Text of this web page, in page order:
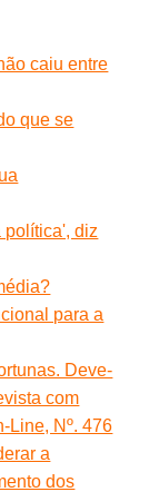
caiu entre
que se
diz
para a
Deve-
com
Line, Nº. 476
a
dos